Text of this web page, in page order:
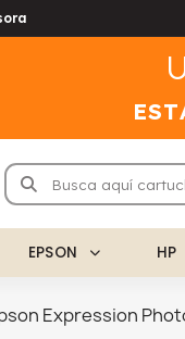
EPSON HP
Expression